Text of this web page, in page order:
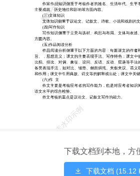
类活用现象(如 使动用法、意动用法、名词
文言虚词考核，要求考生能辨识“之、 其、
乃、则、焉”等常见的文言虚词在不同语言
用；文言句式考核，要求考生能够分辨和
句等特殊句式的用 法。 (二)作家作品知识 作家作品知识侧重于考核
作者的姓名、生活年代、生平事迹、思想主张
就、历史地位和影响等方面内容。 (三)文体知识 文体知识侧重于议论
文、记叙文、诗歌、小说和戏剧的文体特
作知识 写作知识侧重于立意与选材、构思
与风格、修改与文风等 方面内容。 (五)作品阅读分析 作品阅读分析
语、层递等手法的特点和作用；课文中常
下载文档到本地，方
下载文档